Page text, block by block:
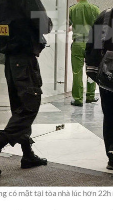
có mặt tại tòa nhà lúc hơn 22h